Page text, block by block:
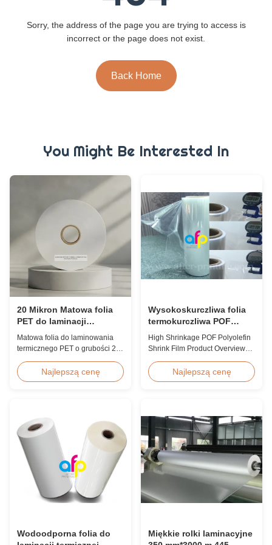
Sorry, the address of the page you are trying to access is
incorrect or the page does not exist.
Back Home
You Might Be Interested In
20 Mikron Matowa folia
PET do laminacji
termicznej, odporna na
wilgoć, z EVA
Matowa folia do laminowania
termicznego PET o grubości 20
termotopliwym EVA, odporna na
wilgoć, odpowiednia do
Najlepszą cenę
Wysokoskurczliwa folia
termokurczliwa POF
poliolefinowa 12,5
mikrona 15 mikronów 19
High Shrinkage POF Polyolefin
Shrink Film Product Overview
Polyolefin Shrink Film available
in 12.5micron, 15micron,
Polyolefin POF Heat Shrink
Wrap Film Material: PP + PE
Shrinkage Ratio: Over 60% ...
Najlepszą cenę
Wodoodporna folia do
Miękkie rolki laminacyjne